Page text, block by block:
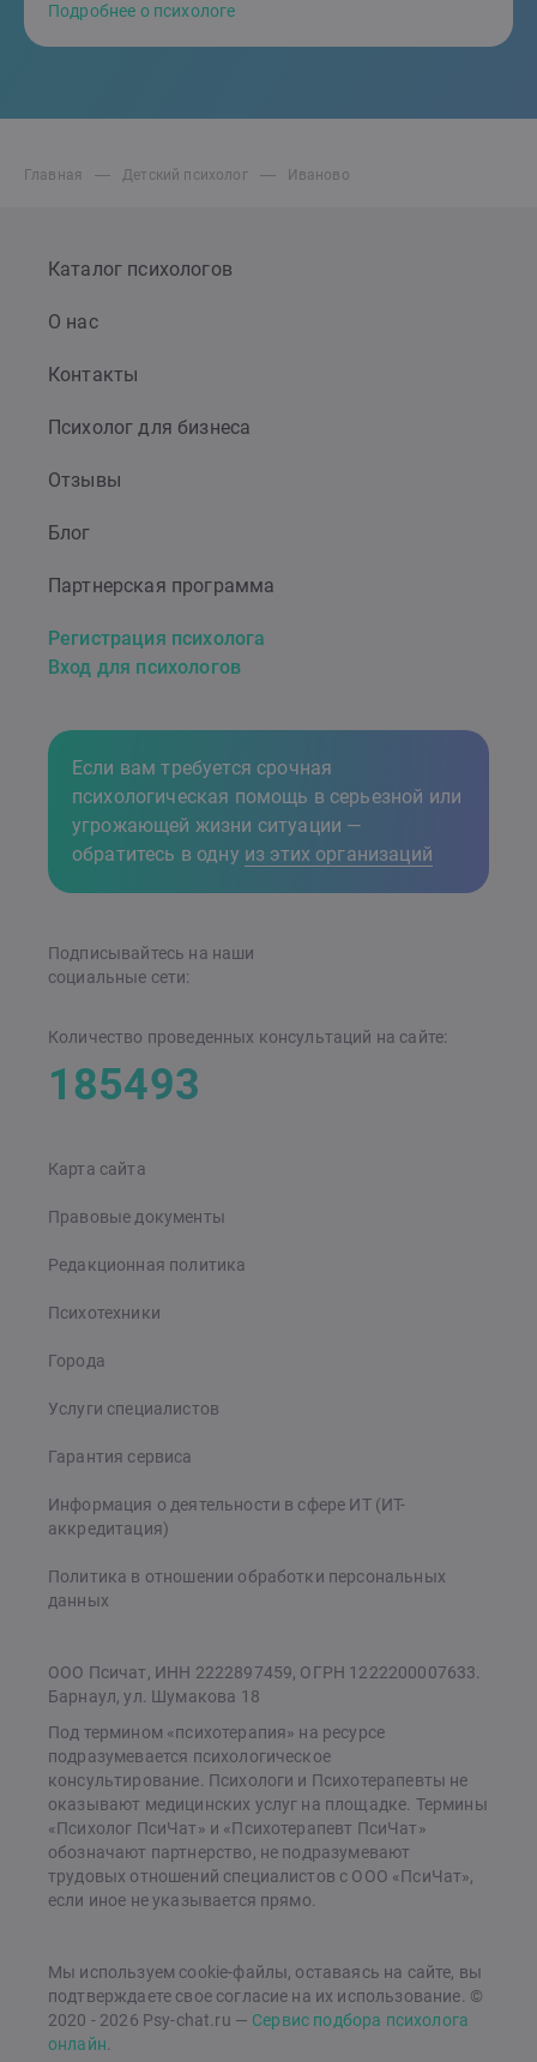
Подробнее о психологе
Главная Детский психолог Иваново
Каталог психологов
О нас
Контакты
Психолог для бизнеса
Отзывы
Блог
Партнерская программа
Регистрация психолога
Вход для психологов
Если вам требуется срочная
психологическая помощь в серьезной или
угрожающей жизни ситуации —
обратитесь в одну из этих организаций
Карта сайта
Правовые документы
Редакционная политика
Психотехники
Города
Услуги специалистов
Гарантия сервиса
Информация о деятельности в сфере ИТ (ИТ-
аккредитация)
Политика в отношении обработки персональных
данных
Подписывайтесь на наши
cоциальные сети:
Количество проведенных консультаций на сайте:
185493
ООО Псичат, ИНН 2222897459, ОГРН 1222200007633.
Барнаул, ул. Шумакова 18
Под термином «психотерапия» на ресурсе
подразумевается психологическое
консультирование. Психологи и Психотерапевты не
оказывают медицинских услуг на площадке. Термины
«Психолог ПсиЧат» и «Психотерапевт ПсиЧат»
обозначают партнерство, не подразумевают
трудовых отношений специалистов с ООО «ПсиЧат»,
если иное не указывается прямо.
Мы используем cookie-файлы, оставаясь на сайте, вы
подтверждаете свое согласие на их использование. ©
2020 - 2026 Psy-chat.ru — Сервис подбора психолога
онлайн